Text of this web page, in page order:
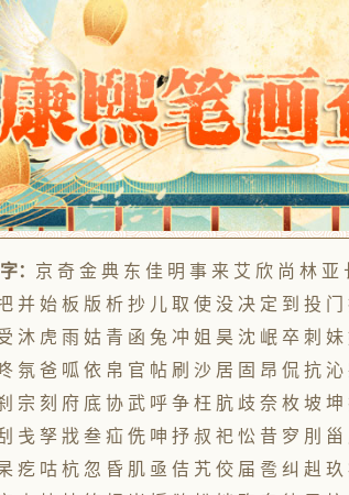
： 京 奇 金 典 东 佳 明 事 来 艾 欣 尚 林 亚
并 始 板 版 析 抄 儿 取 使 没 决 定 到 投
沐 虎 雨 姑 青 函 兔 冲 姐 昊 沈 岷 卒 刺
氛 爸 呱 依 帛 官 帖 刷 沙 居 固 昂 侃 抗
宗 刻 府 底 协 武 呼 争 枉 肮 歧 奈 枚 坡
戋 孥 戕 叁 疝 侁 呻 抒 叔 祀 忪 昔 穸 刖
疙 咕 杭 忽 昏 肌 亟 佶 艽 佼 届 卺 纠 赳